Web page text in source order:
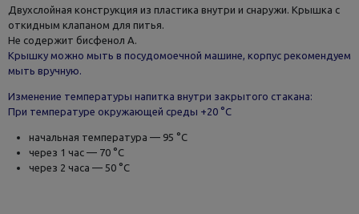
Двухслойная конструкция из пластика внутри и снаружи. Крышка с
откидным клапаном для питья.
Не содержит бисфенол А.
Крышку можно мыть в посудомоечной машине, корпус рекомендуем
мыть вручную.
Изменение температуры напитка внутри закрытого стакана:
При температуре окружающей среды +20 °С
начальная температура — 95 °С
через 1 час — 70 °С
через 2 часа — 50 °С